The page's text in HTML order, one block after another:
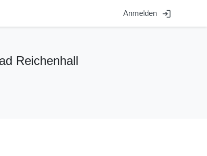
Anmelden login
Reichenhall